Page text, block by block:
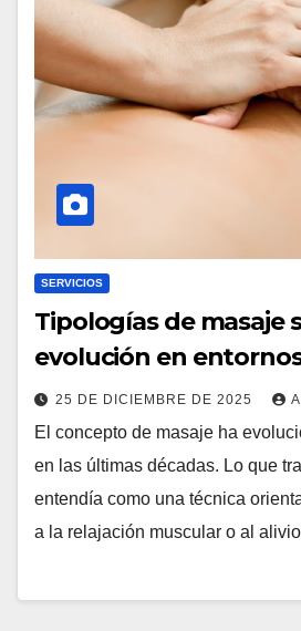
SERVICIOS
Tipologías de masaje
evolución en
25 DE DICIEMBRE DE 2025
El concepto de masaje ha
en las últimas décadas. Lo que
entendía como una técnica
a la relajación muscular o al